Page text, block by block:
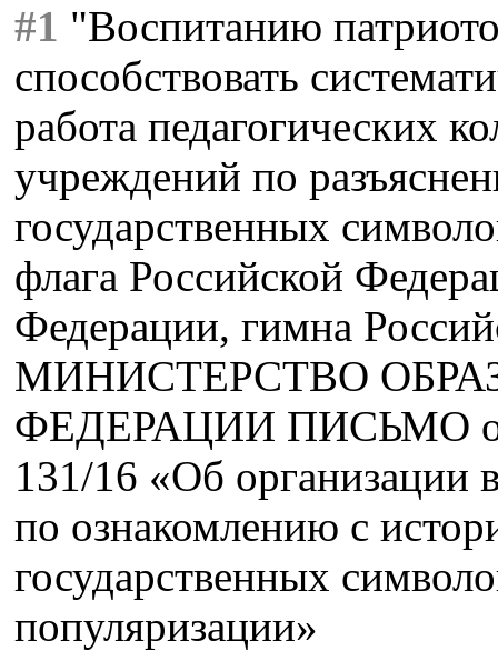
#1 "Воспитанию
способствовать
работа педагогических
учреждений по
государственных
флага Российской
Федерации, гимна
МИНИСТЕРСТВО
ФЕДЕРАЦИИ ПИСЬМО от
131/16 «Об организации
по ознакомлению с
государственных
популяризации»